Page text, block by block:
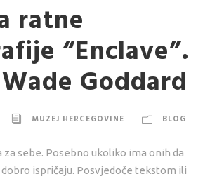
ratne
“Enclave”.
Goddard
MUZEJ HERCEGOVINE BLOG
za sebe. Posebno ukoliko ima onih da
dobro ispričaju. Posvjedoče tekstom ili